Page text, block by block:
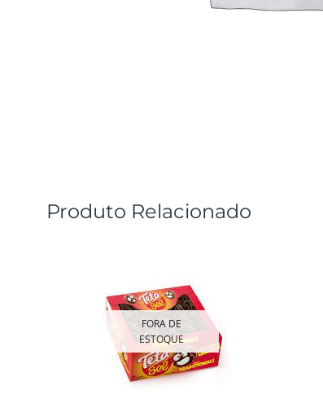
Produto Relacionado
FORA DE
ESTOQUE